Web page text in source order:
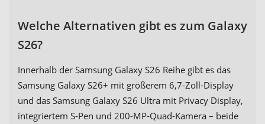
Welche Alternativen gibt es zum Galaxy
S26?
Innerhalb der Samsung Galaxy S26 Reihe gibt es das
Samsung Galaxy S26+ mit größerem 6,7-Zoll-Display
und das Samsung Galaxy S26 Ultra mit Privacy Display,
integriertem S-Pen und 200-MP-Quad-Kamera – beide